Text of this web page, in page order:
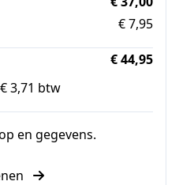
€ 7,95
€ 44,95
3,71 btw
en gegevens.